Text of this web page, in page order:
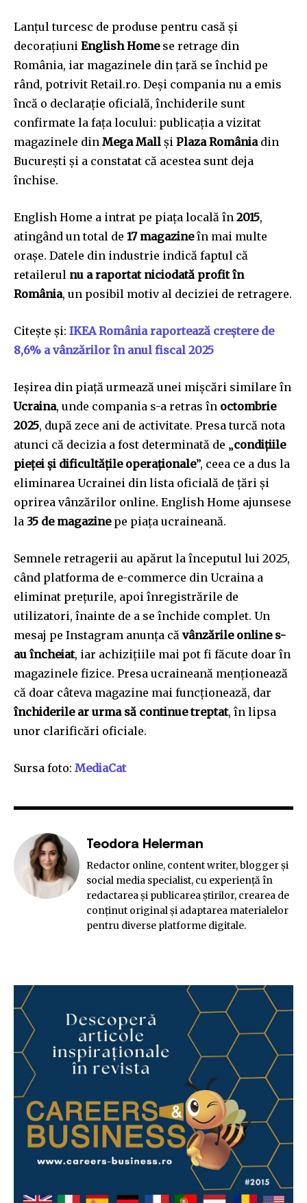
Lanțul turcesc de produse pentru casă și
decorațiuni English Homese retrage din
România, iar magazinele din țară se închid pe
rând, potrivit Retail.ro. Deși compania nu a emis
încă o declarație oficială, închiderile sunt
confirmate la fața locului: publicația a vizitat
magazinele din Mega Mall și Plaza Româniadin
București și a constatat că acestea sunt deja
închise.
English Home a intrat pe piața locală în 2015,
atingând un total de 17 magazineîn mai multe
orașe. Datele din industrie indică faptul că
retailerul nu a raportat niciodată profit în
România, un posibil motiv al deciziei de retragere.
Citește și: IKEA România raportează creștere de
8,6% a vânzărilor în anul fiscal 2025
Ieșirea din piață urmează unei mișcări similare în
Ucraina, unde compania s-a retras în octombrie
2025, după zece ani de activitate. Presa turcă nota
atunci că decizia a fost determinată de „condițiile
pieței și dificultățile operaționale”, ceea ce a dus la
eliminarea Ucrainei din lista oficială de țări și
oprirea vânzărilor online. English Home ajunsese
la 35 de magazinepe piața ucraineană.
Semnele retragerii au apărut la începutul lui 2025,
când platforma de e-commerce din Ucraina a
eliminat prețurile, apoi înregistrările de
utilizatori, înainte de a se închide complet. Un
mesaj pe Instagram anunța că vânzările online s-
au încheiat, iar achizițiile mai pot fi făcute doar în
magazinele fizice. Presa ucraineană menționează
că doar câteva magazine mai funcționează, dar
închiderile ar urma să continue treptat, în lipsa
unor clarificări oficiale.
Sursa foto: MediaCat
Teodora Helerman
Redactor online, content writer, blogger și
social media specialist, cu experiență în
redactarea și publicarea știrilor, crearea de
conținut original și adaptarea materialelor
pentru diverse platforme digitale.